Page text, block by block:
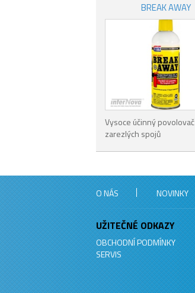
BREAK AWAY
Vysoce účinný povolovač
zarezlých spojů
O NÁS NOVINKY
UŽITEČNÉ ODKAZY
OBCHODNÍ PODMÍNKY
SERVIS